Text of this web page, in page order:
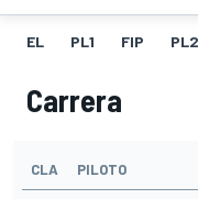
EL PL1 FIP PL2
Carrera
CLA PILOTO